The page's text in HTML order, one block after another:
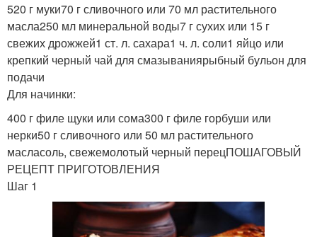
520 г муки70 г сливочного или 70 мл растительного
масла250 мл минеральной воды7 г сухих или 15 г
свежих дрожжей1 ст. л. сахара1 ч. л. соли1 яйцо или
крепкий черный чай для смазываниярыбный бульон для
подачи
Для начинки:
400 г филе щуки или сома300 г филе горбуши или
нерки50 г сливочного или 50 мл растительного
масласоль, свежемолотый черный перецПОШАГОВЫЙ
РЕЦЕПТ ПРИГОТОВЛЕНИЯ
Шаг 1